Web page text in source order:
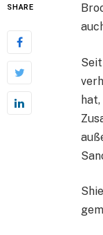
SHARE